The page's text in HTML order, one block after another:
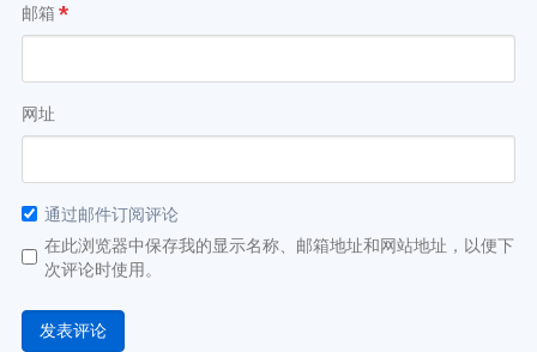
邮箱 *
网址
通过邮件订阅评论
在此浏览器中保存我的显示名称、邮箱地址和网站地址，以便下
次评论时使用。